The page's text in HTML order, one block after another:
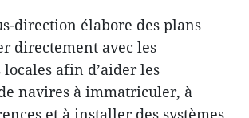
direction élabore des plans
directement avec les
afin d’aider les
navires à immatriculer, à
et à installer des systèmes